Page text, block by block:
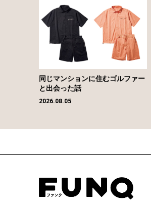
同じマンションに住むゴルファー
と出会った話
2026.08.05